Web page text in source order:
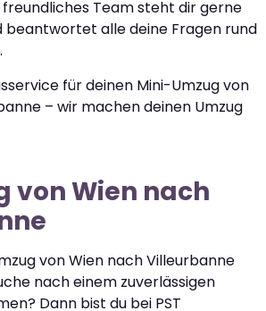
Team steht dir gerne
beantwortet alle deine Fragen rund
für deinen Mini-Umzug von
– wir machen deinen Umzug
von Wien nach
von Wien nach Villeurbanne
nach einem zuverlässigen
Dann bist du bei PST